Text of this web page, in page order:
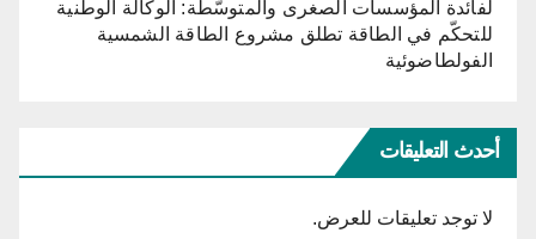
لفائدة المؤسسات الصغرى والمتوسّطة: الوكالة الوطنية
للتحكّم في الطاقة تطلق مشروع الطاقة الشمسية
الفولطاضوئية
أحدث التعليقات
لا توجد تعليقات للعرض.